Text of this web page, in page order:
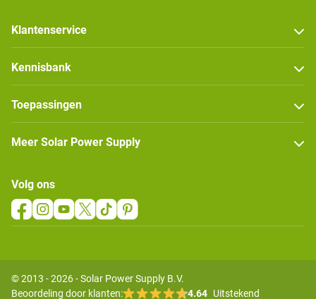
Klantenservice
Kennisbank
Toepassingen
Meer Solar Power Supply
Volg ons
© 2013 - 2026 - Solar Power Supply B.V.
Beoordeling door klanten:
4.64 Uitstekend